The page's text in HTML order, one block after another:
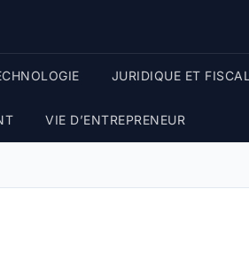
JURIDIQUE ET
VIE D’ENTREPRENEUR